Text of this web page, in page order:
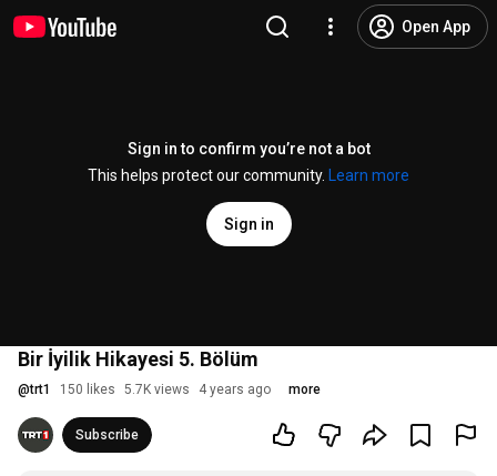
Open App
Sign in to confirm you’re not a bot
This helps protect our community.
Learn more
Sign in
Bir İyilik Hikayesi 5. Bölüm
@trt1 150 likes 5.7K views 4 years ago more
Subscribe